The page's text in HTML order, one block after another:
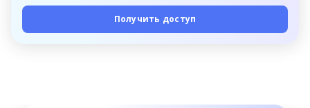
Получить доступ